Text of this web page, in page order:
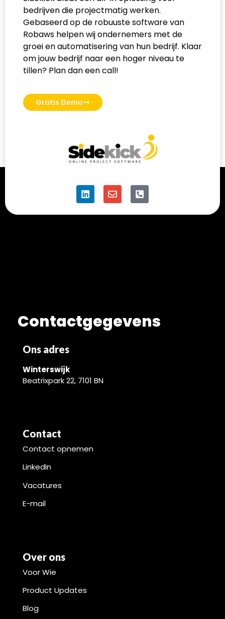
bedrijven die projectmatig werken.
Gebaseerd op de robuuste software van
Robaws helpen wij ondernemers met de
groei en automatisering van hun bedrijf. Klaar
om jouw bedrijf naar een hoger niveau te
tillen? Plan dan een call!
Gratis Demo
Contactgegevens
Ons adres
Winterswijk
Beatrixpark 22, 7101 BN
Contact
Contact opnemen
LinkedIn
Vacatures
E-mail
Over ons
Voor Wie
Product Updates
Blog